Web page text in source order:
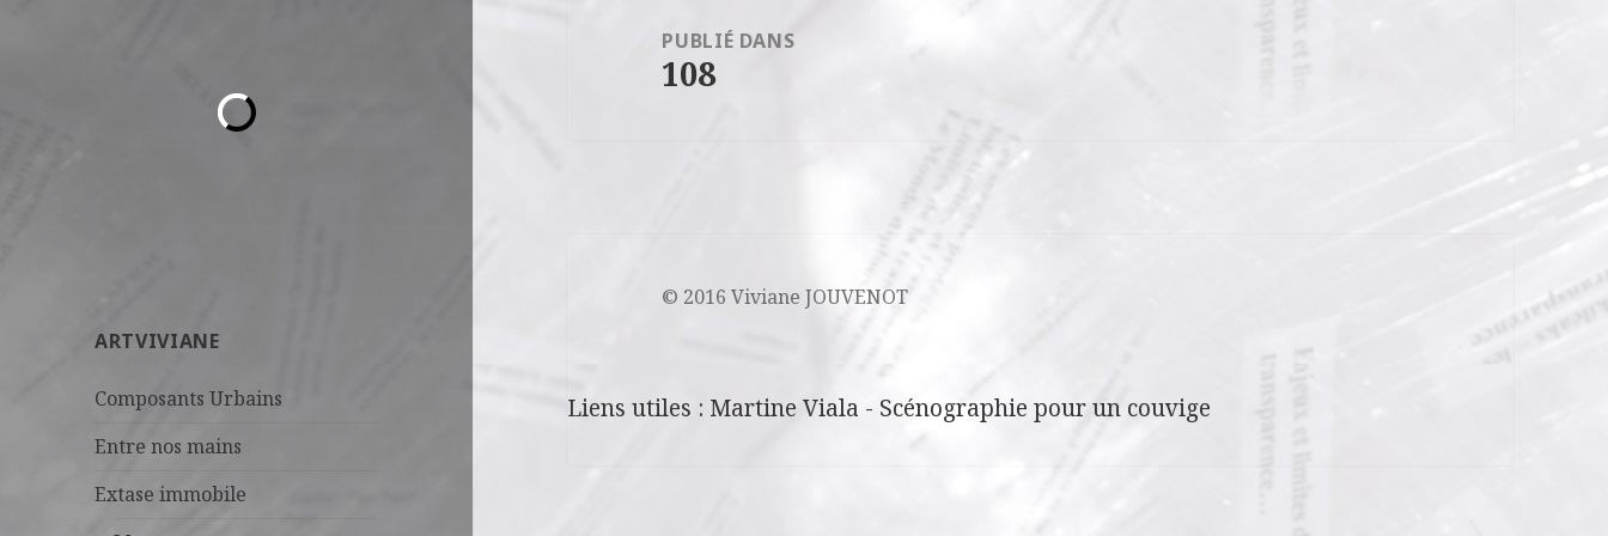
ARTVIVIANE
Composants Urbains
Entre nos mains
Extase immobile
l’article
PUBLIÉ DANS
108
© 2016 Viviane JOUVENOT
Liens utiles : Martine Viala - Scénographie pour un couvige